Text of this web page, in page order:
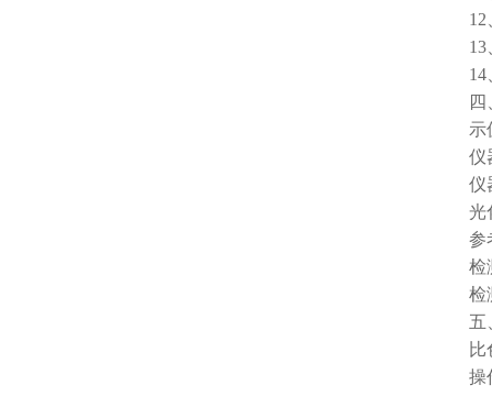
12、
13、
14、
四、
示值
仪器
仪器
光化
参考
检测
检测
五、
比色
操作